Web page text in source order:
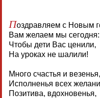
Поздравляем с Новым
Вам желаем мы сегодня:
Чтобы дети Вас ценили,
На уроках не шалили!
Много счастья и везенья,
Исполненья всех
Позитива, вдохновенья,